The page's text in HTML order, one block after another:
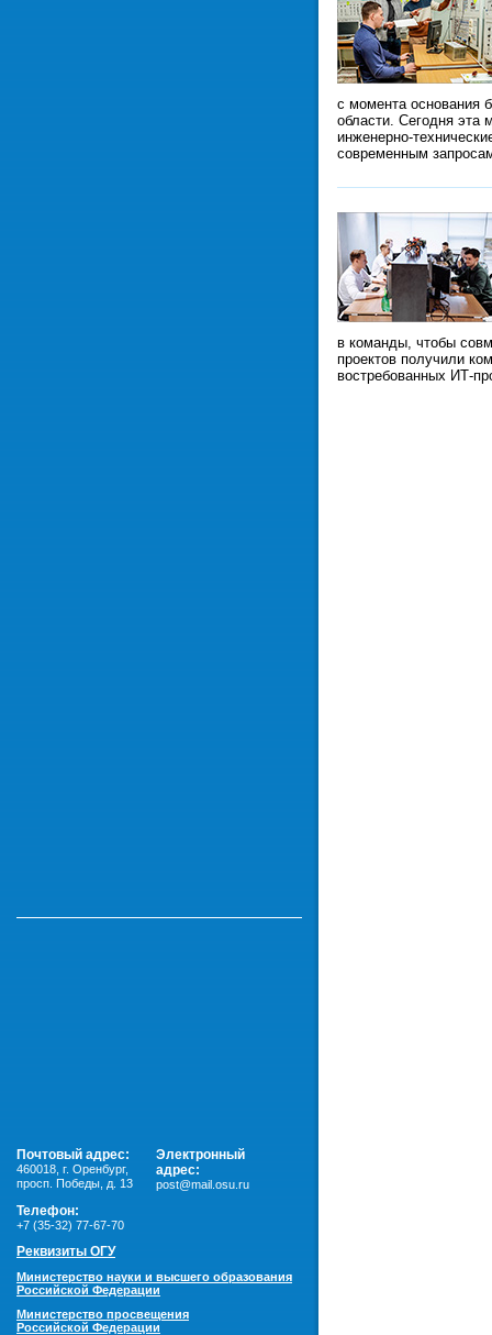
с момента основания
области. Сегодня эта
инженерно-
современным
в команды, чтобы
проектов получили
востребованных ИТ-
Почтовый адрес:
460018 г. Оренбург,
просп. Победы, д. 13
Электронный
адрес:
post@mail.osu.ru
Телефон:
+7 (35-32) 77-67-70
Реквизиты ОГУ
Министерство науки и высшего образования
Российской Федерации
Министерство просвещения
Российской Федерации